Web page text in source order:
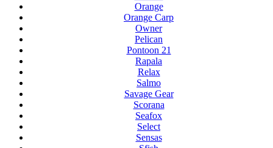
Orange
Orange Carp
Owner
Pelican
Pontoon 21
Rapala
Relax
Salmo
Savage Gear
Scorana
Seafox
Select
Sensas